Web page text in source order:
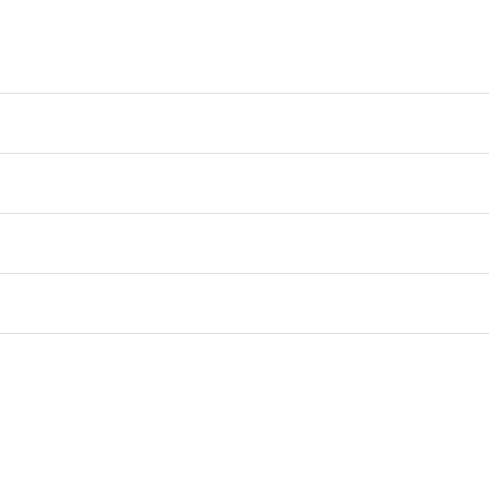
с обычным кофе. Эспрессо отличается насыщенным
бар (что возможно только в автоматических
кофе и измените ее при необходимости. Нагрейте чашку,
сваренного кофе будет даже лучше.
руководстве пользователя убедитесь, что
разобрать или отремонтировать его. Отнесите
кофеина. Экспериментируя с выбором
степень обжарки кофе, тем насыщеннее его аромат. Кофе